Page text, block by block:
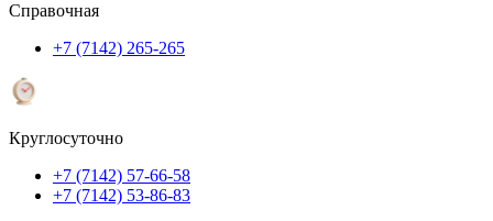
Справочная
+7 (7142) 265-265
Круглосуточно
+7 (7142) 57-66-58
+7 (7142) 53-86-83